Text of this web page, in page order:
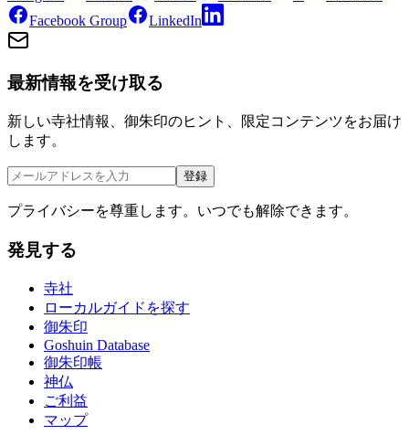
Facebook Group
LinkedIn
最新情報を受け取る
新しい寺社情報、御朱印のヒント、限定コンテンツをお届け
します。
登録
プライバシーを尊重します。いつでも解除できます。
発見する
寺社
ローカルガイドを探す
御朱印
Goshuin Database
御朱印帳
神仏
ご利益
マップ